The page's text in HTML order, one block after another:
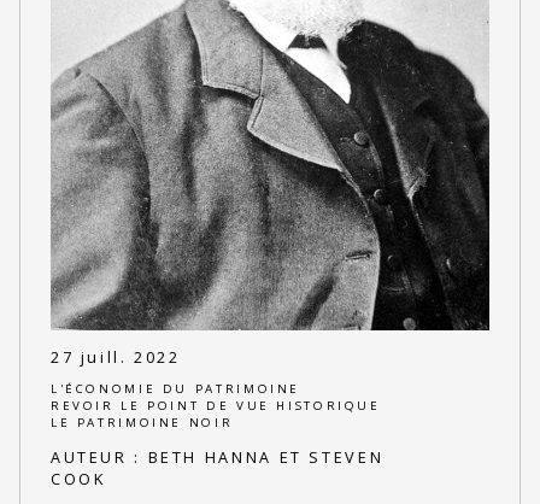
27 juill. 2022
L'ÉCONOMIE DU PATRIMOINE
REVOIR LE POINT DE VUE HISTORIQUE
LE PATRIMOINE NOIR
AUTEUR : BETH HANNA ET STEVEN
COOK